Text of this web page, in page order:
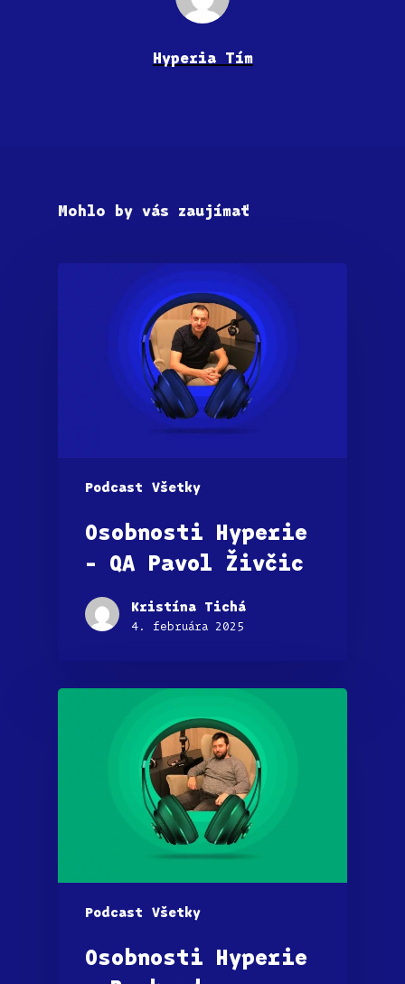
Hyperia Tím
Mohlo by vás zaujímať
Podcast Všetky
Osobnosti Hyperie
– QA Pavol Živčic
Kristína Tichá
4. februára 2025
Podcast Všetky
Osobnosti Hyperie